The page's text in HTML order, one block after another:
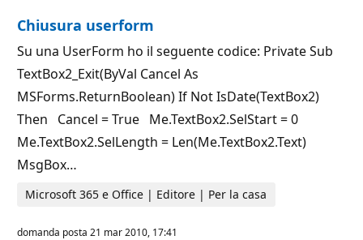
Chiusura userform
Su una UserForm ho il seguente codice: Private Sub
TextBox2_Exit(ByVal Cancel As
MSForms.ReturnBoolean) If Not IsDate(TextBox2)
Then Cancel = True Me.TextBox2.SelStart = 0
Me.TextBox2.SelLength = Len(Me.TextBox2.Text)
MsgBox…
Microsoft 365 e Office | Editore | Per la casa
domanda posta 21 mar 2010, 17:41